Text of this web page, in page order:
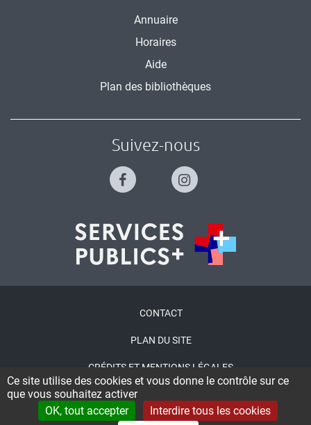
Ce site utilise des cookies et vous donne le contrôle sur ce
que vous souhaitez activer
OK, tout accepter
Interdire tous les cookies
Annuaire
Horaires
Aide
Plan des bibliothèques
Suivez-nous
page
CONTACT
PLAN DU SITE
CRÉDITS ET MENTIONS LÉGALES
ACCESSIBILITÉ : NON CONFORME
CONNEXION